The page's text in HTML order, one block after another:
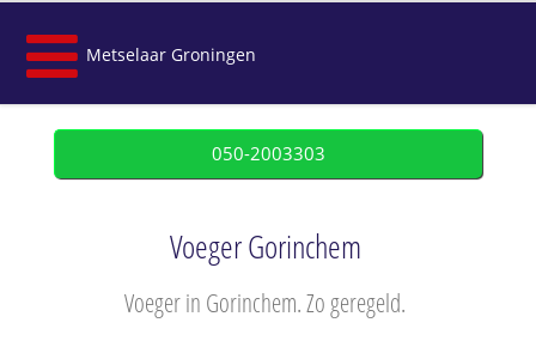
Metselaar Groningen
050-2003303
Voeger Gorinchem
Voeger in Gorinchem. Zo geregeld.